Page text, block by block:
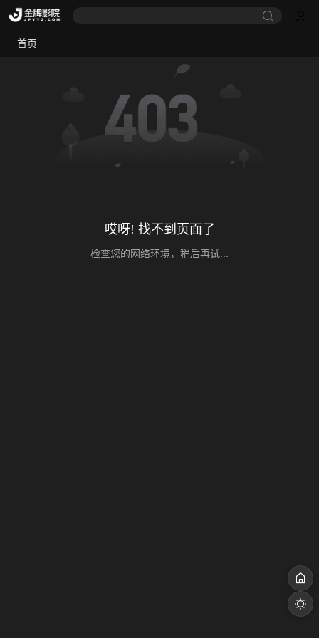
首页
哎呀! 找不到页面了
检查您的网络环境，稍后再试...